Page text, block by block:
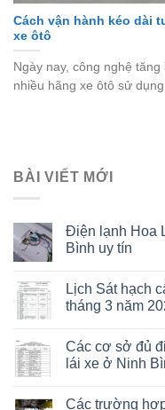
Cách vận hành kéo dài
xe ôtô
Ngày nay, công nghệ
nhiều hãng xe ôtô sử
BÀI VIẾT MỚI
Điện lạnh Hoa
Bình uy tín
Lịch Sát hạch
tháng 3 năm
Các cơ sở đủ
lái xe ở Ninh
Các trường